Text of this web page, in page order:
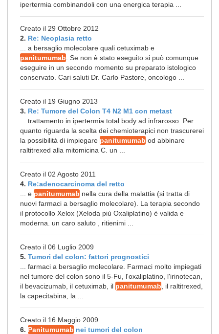
ipertermia combinandoli con una energica terapia ...
Creato il 29 Ottobre 2012
2. Re: Neoplasia retto
... a bersaglio molecolare quali cetuximab e
panitumumab . Se non è stato eseguito si può comunque
eseguire in un secondo momento su preparato istologico
conservato. Cari saluti Dr. Carlo Pastore, oncologo ...
Creato il 19 Giugno 2013
3. Re: Tumore del Colon T4 N2 M1 con metast
... trattamento in ipertermia total body ad infrarosso. Per
quanto riguarda la scelta dei chemioterapici non trascurerei
la possibilità di impiegare panitumumab od abbinare
raltitrexed alla mitomicina C. un ...
Creato il 02 Agosto 2011
4. Re:adenocarcinoma del retto
... e panitumumab nella cura della malattia (si tratta di
nuovi farmaci a bersaglio molecolare). La terapia secondo
il protocollo Xelox (Xeloda più Oxaliplatino) è valida e
moderna. un caro saluto , ritienimi ...
Creato il 06 Luglio 2009
5. Tumori del colon: fattori prognostici
... farmaci a bersaglio molecolare. Farmaci molto impiegati
nel tumore del colon sono il 5-Fu, l'oxaliplatino, l'irinotecan,
il bevacizumab, il cetuximab, il panitumumab , il raltitrexed,
la capecitabina, la ...
Creato il 16 Maggio 2009
6. Panitumumab nei tumori del colon